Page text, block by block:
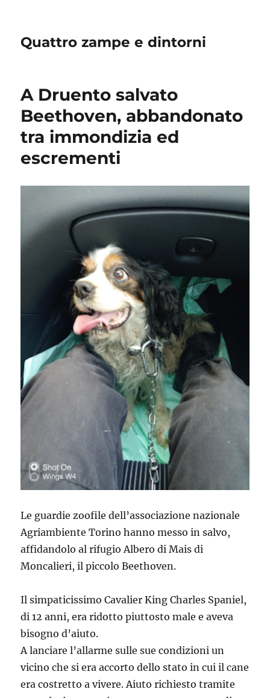
Quattro zampe e dintorni
A Druento salvato
Beethoven, abbandonato
tra immondizia ed
escrementi
Le guardie zoofile dell’associazione nazionale
Agriambiente Torino hanno messo in salvo,
affidandolo al rifugio Albero di Mais di
Moncalieri, il piccolo Beethoven.
Il simpaticissimo Cavalier King Charles Spaniel,
di 12 anni, era ridotto piuttosto male e aveva
bisogno d’aiuto.
A lanciare l’allarme sulle sue condizioni un
vicino che si era accorto dello stato in cui il cane
era costretto a vivere. Aiuto richiesto tramite